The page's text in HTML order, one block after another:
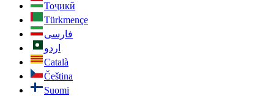
Тоҷикӣ
Türkmençe
فارسی
اردو
Català
Čeština
Suomi